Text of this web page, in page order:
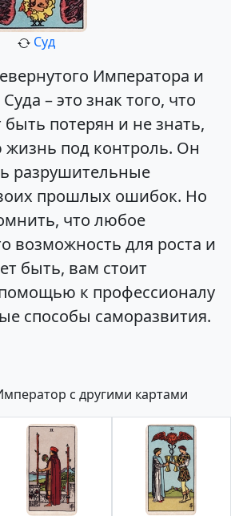
Суд
Императора и
– это знак того, что
потерян и не знать,
жизнь под контроль. Он
разрушительные
прошлых ошибок. Но
что любое
возможность для роста и
быть, вам стоит
к профессионалу
способы саморазвития.
с другими картами